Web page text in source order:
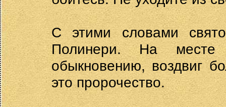
С этими словами
Полинери. На месте
обыкновению, воздвиг
это пророчество.